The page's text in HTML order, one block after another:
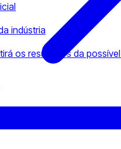
indústria
os resultados da